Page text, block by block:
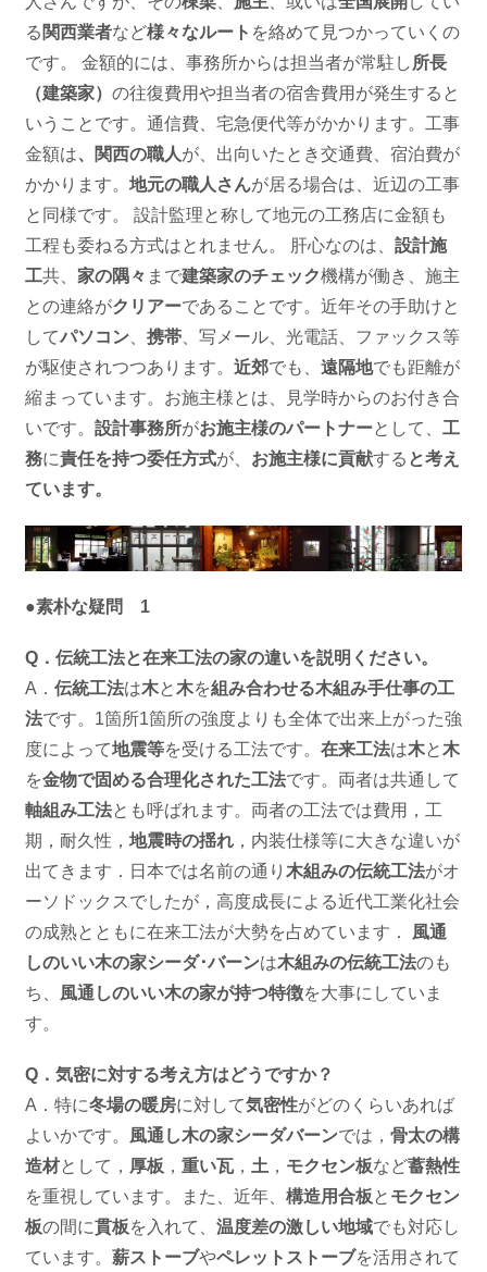
る 関西業者など様々なルート を絡めて見つかっていくの
です。 金額的には、事務所からは担当者が常駐し 所長
（建築家） の往復費用や担当者の宿舎費用が発生すると
いうことです。通信費、宅急便代等がかかります。工事
金額は、関西の職人が、出向いたとき交通費、宿泊費が
かかります。 地元の職人さんが居る場合は、近辺の工事
と同様です。 設計監理と称して地元の工務店に金額も
工程も委ねる方式はとれません。 肝心なのは、 設計施
工共、 家の隅々 まで建築家のチェック機構が働き、施主
との連絡がクリアーであることです。近年その手助けと
してパソコン 携帯 、写メール、光電話、ファックス等
が駆使されつつあります。 近郊でも、 遠隔地でも距離が
縮まっています。お施主様とは、見学時からのお付き合
いです。 設計事務所がお施主様のパートナーとして、 工
務に責任を持つ委任方式が、 お施主様に貢献する と考え
ています。
●素朴な疑問 1
Q．伝統工法と在来工法の家の違いを説明ください。
A． 伝統工法は木と木を組み合わせる木組み手仕事の工
法です。1箇所1箇所の強度よりも全体で出来上がった強
度によって地震等を受ける工法です。 在来工法は木と木
を金物で固める合理化された工法です。両者は共通して
軸組み工法とも呼ばれます。両者の工法では費用，工
期，耐久性， 地震時の揺れ ，内装仕様等に大きな違いが
出てきます．日本では名前の通り 木組みの伝統工法がオ
ーソドックスでしたが，高度成長による近代工業化社会
の成熟とともに在来工法が大勢を占めています．
風通
しのいい木の家シーダ･バーンは木組みの伝統工法のも
ち、
風通しのいい木の家が持つ特徴を大事にしていま
す。
Q．気密に対する考え方はどうですか？
A．特に冬場の暖房に対して気密性がどのくらいあれば
よいかです。
風通し木の家シーダバーンでは， 骨太の構
造材として， 厚板 ， 重い瓦， 土 ， モクセン板など蓄熱性
を重視しています。また、近年、 構造用合板と モクセン
板の間に貫板を入れて、 温度差の激しい地域でも対応し
ています。 薪ストーブやペレットストーブを活用されて